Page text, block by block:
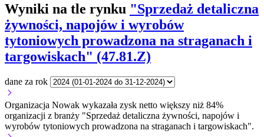
Wyniki na tle rynku "Sprzedaż detaliczna
żywności, napojów i wyrobów
tytoniowych prowadzona na straganach i
targowiskach" (47.81.Z)
dane za rok
Organizacja Nowak wykazała zysk netto większy niż 84%
organizacji z branży "Sprzedaż detaliczna żywności, napojów i
wyrobów tytoniowych prowadzona na straganach i targowiskach".